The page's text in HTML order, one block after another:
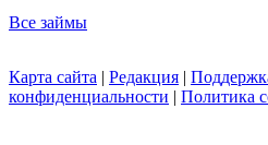
Все займы
Карта сайта | Редакция |
конфиденциальности | Политика